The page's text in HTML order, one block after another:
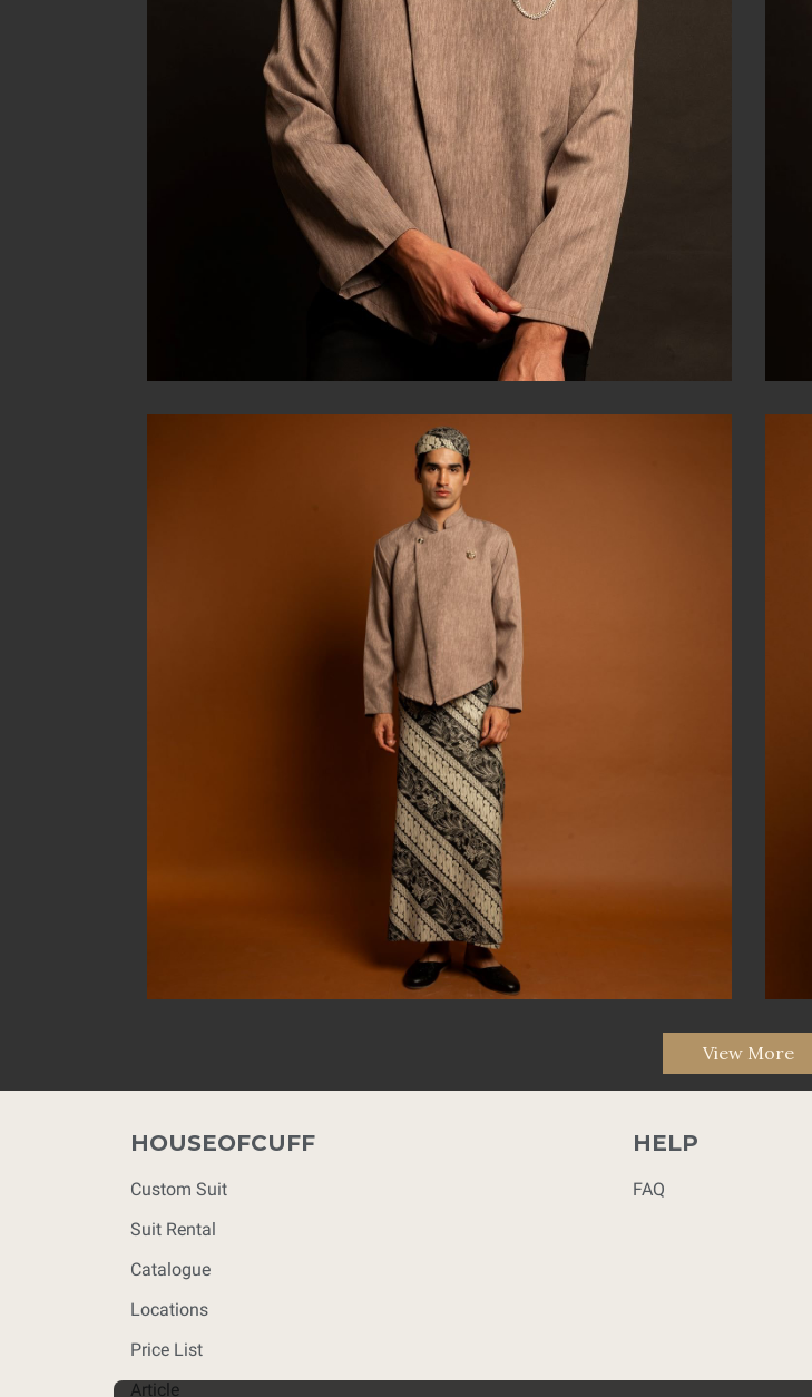
View More
HOUSEOFCUFF
Custom Suit
Suit Rental
Catalogue
Locations
Price List
Article
HELP
FAQ